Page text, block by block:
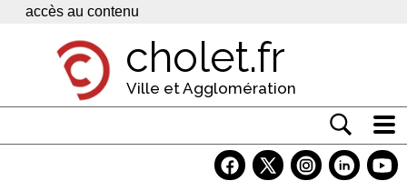
Panneau de gestion des cookies
accès au contenu
cholet.fr
Ville et Agglomération